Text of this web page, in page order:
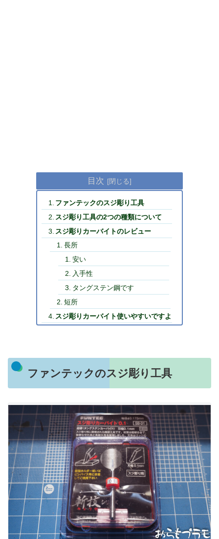
目次
ファンテックのスジ彫り工具
スジ彫り工具の2つの種類について
スジ彫りカーバイトのレビュー
長所
安い
入手性
タングステン鋼です
短所
スジ彫りカーバイト使いやすいですよ
ファンテックのスジ彫り工具